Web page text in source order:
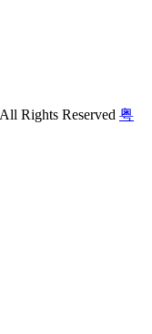
All Rights Reserved 粤